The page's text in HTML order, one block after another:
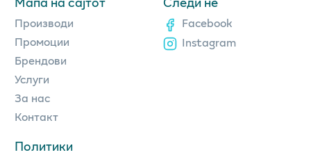
Производи
Промоции
Брендови
Услуги
За нас
Контакт
Политики
Facebook
Instagram